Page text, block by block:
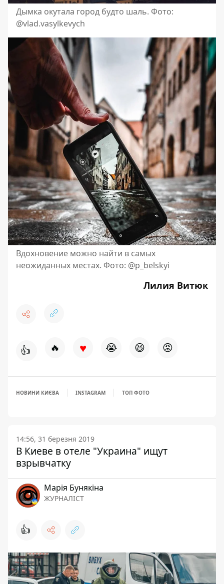
Дымка окутала город будто шаль. Фото:
@vlad.vasylkevych
Вдохновение можно найти в самых
неожиданных местах. Фото: @p_belskyi
Лилия Витюк
👍 🔥 ♥ 😭 😆 😡
НОВИНИ КИЄВА INSTAGRAM ТОП ФОТО
14:56, 31 березня 2019
В Киеве в отеле "Украина" ищут
взрывчатку
Марія Бунякіна
ЖУРНАЛІСТ
👍